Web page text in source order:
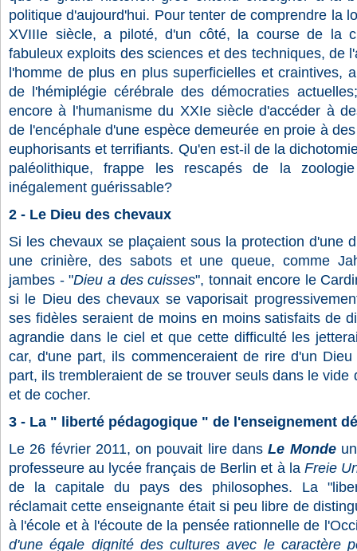
politique d'aujourd'hui. Pour tenter de comprendre la
XVIIIe siècle, a piloté, d'un côté, la course de la
fabuleux exploits des sciences et des techniques, de
l'homme de plus en plus superficielles et craintives,
de l'hémiplégie cérébrale des démocraties
encore à l'humanisme du XXIe siècle d'accéder à
de l'encéphale d'une espèce demeurée en proie à
euphorisants et terrifiants. Qu'en est-il de la
paléolithique, frappe les rescapés de la
inégalement guérissable?
2 - Le Dieu des chevaux
Si les chevaux se plaçaient sous la protection d'une
une crinière, des sabots et une queue, comme
jambes - "Dieu a des cuisses", tonnait encore le
si le Dieu des chevaux se vaporisait
ses fidèles seraient de moins en moins satisfaits de
agrandie dans le ciel et que cette difficulté les
car, d'une part, ils commenceraient de rire d'un
part, ils trembleraient de se trouver seuls dans le vide
et de cocher.
3 - La " liberté pédagogique " de l'enseignement
Le 26 février 2011, on pouvait lire dans Le Monde
professeure au lycée français de Berlin et à la Freie
de la capitale du pays des philosophes. La
réclamait cette enseignante était si peu libre de
à l'école et à l'écoute de la pensée rationnelle de
d'une égale dignité des cultures avec le caractère